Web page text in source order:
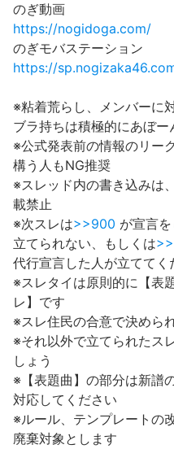
のぎ動画
https://nogidoga.com/
のぎモバステーション
https://
※粘着荒らし、メンバーに
ブラ持ちは積極的にあぼー
※公式発表前の情報のリー
構う人もNG推奨
※スレッド内の書き込みは
載禁止
※次スレは>>900 が宣言
立てられない、もしくは
代行宣言した人が立ててく
※スレタイは原則的に【
レ】です
※スレ住民の合意で決めら
※それ以外で立てられたス
しょう
※【表題曲】の部分は新譜
対応してください
※ルール、テンプレートの
廃棄対象とします